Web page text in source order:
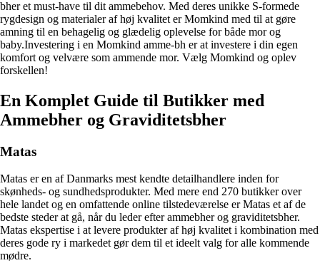
bher et must-have til dit ammebehov. Med deres unikke S-formede
rygdesign og materialer af høj kvalitet er Momkind med til at gøre
amning til en behagelig og glædelig oplevelse for både mor og
baby.Investering i en Momkind amme-bh er at investere i din egen
komfort og velvære som ammende mor. Vælg Momkind og oplev
forskellen!
En Komplet Guide til Butikker med
Ammebher og Graviditetsbher
Matas
Matas er en af Danmarks mest kendte detailhandlere inden for
skønheds- og sundhedsprodukter. Med mere end 270 butikker over
hele landet og en omfattende online tilstedeværelse er Matas et af de
bedste steder at gå, når du leder efter ammebher og graviditetsbher.
Matas ekspertise i at levere produkter af høj kvalitet i kombination med
deres gode ry i markedet gør dem til et ideelt valg for alle kommende
mødre.